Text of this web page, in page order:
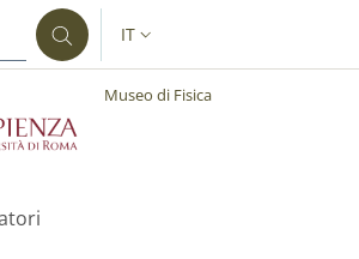
SELETTORE LINGUA:
IT
Museo di Fisica